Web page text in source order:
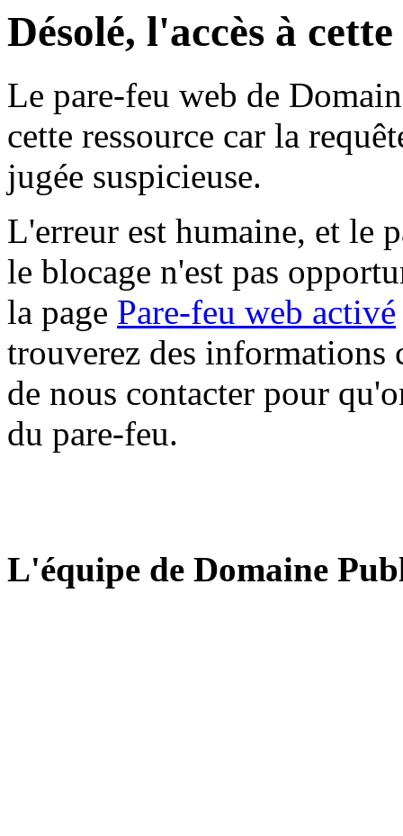
Désolé, l'accès à
Le pare-feu web de
cette ressource car la
jugée suspicieuse.
L'erreur est humaine, et le
le blocage n'est pas
la page Pare-feu web activé
trouverez des informations
de nous contacter pour
du pare-feu.
L'équipe de Domaine